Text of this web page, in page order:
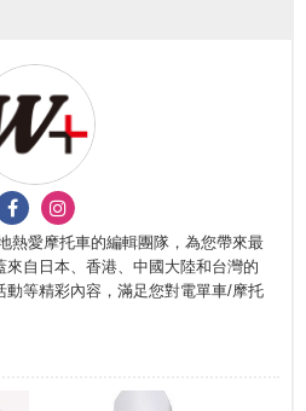
熱愛摩托車的編輯團隊，為您帶來最
來自日本、香港、中國大陸和台灣的
動等精彩內容，滿足您對電單車/摩托